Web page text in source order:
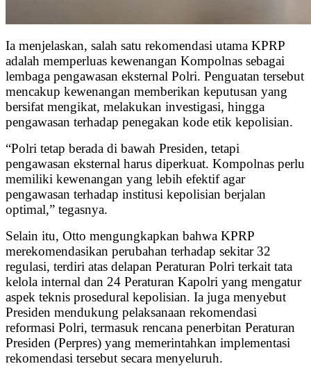
Ia menjelaskan, salah satu rekomendasi utama KPRP
adalah memperluas kewenangan Kompolnas sebagai
lembaga pengawasan eksternal Polri. Penguatan tersebut
mencakup kewenangan memberikan keputusan yang
bersifat mengikat, melakukan investigasi, hingga
pengawasan terhadap penegakan kode etik kepolisian.
“Polri tetap berada di bawah Presiden, tetapi
pengawasan eksternal harus diperkuat. Kompolnas perlu
memiliki kewenangan yang lebih efektif agar
pengawasan terhadap institusi kepolisian berjalan
optimal,” tegasnya.
Selain itu, Otto mengungkapkan bahwa KPRP
merekomendasikan perubahan terhadap sekitar 32
regulasi, terdiri atas delapan Peraturan Polri terkait tata
kelola internal dan 24 Peraturan Kapolri yang mengatur
aspek teknis prosedural kepolisian. Ia juga menyebut
Presiden mendukung pelaksanaan rekomendasi
reformasi Polri, termasuk rencana penerbitan Peraturan
Presiden (Perpres) yang memerintahkan implementasi
rekomendasi tersebut secara menyeluruh.